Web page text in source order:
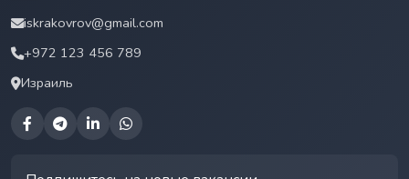
iskrakovrov@gmail.com
+972 123 456 789
Израиль